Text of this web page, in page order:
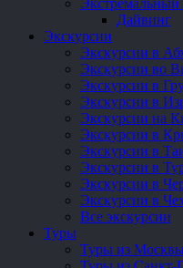
Экстремальный
Дайвинг
Экскурсии
Экскурсии в
Экскурсии во
Экскурсии в
Экскурсии в
Экскурсии на
Экскурсии в
Экскурсии в
Экскурсии в
Экскурсии в
Экскурсии в
Все экскурсии
Туры
Туры из